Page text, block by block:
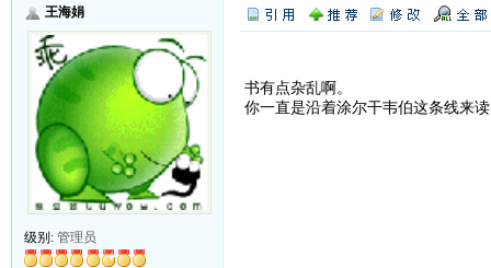
王海娟
级别: 管理员
书有点杂乱啊。
你一直是沿着涂尔干韦伯这条线来